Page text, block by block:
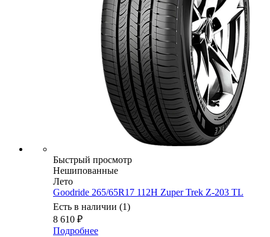
Быстрый просмотр
Нешипованные
Лето
Goodride 265/65R17 112H Zuper Trek Z-203 TL
Есть в наличии (1)
8 610 ₽
Подробнее